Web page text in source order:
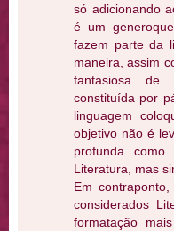
só adicionando
é um
fazem parte da
maneira, assim
fantasiosa de
constituída por
linguagem
objetivo não é
profunda como
Literatura, mas
Em
considerados
formatação